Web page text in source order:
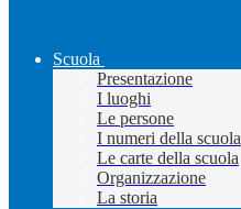
Scuola
Presentazione
I luoghi
Le persone
I numeri della scuola
Le carte della scuola
Organizzazione
La storia